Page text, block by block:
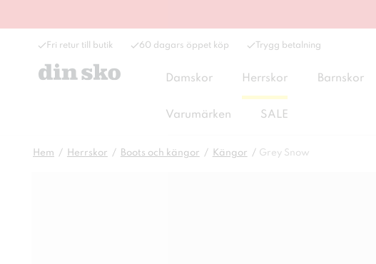
Fri retur till butik 60 dagars öppet köp Trygg betalning
Damskor Herrskor Barnskor
Varumärken SALE
Hem Herrskor Boots och kängor Kängor Grey Snow